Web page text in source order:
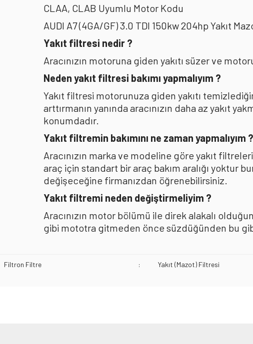
CLAA, CLAB Uyumlu Motor Kodu
AUDI A7 (4GA/GF) 3.0 TDI 150kw 204hp Yakıt
Yakıt filtresi nedir ?
Aracınızın motoruna giden yakıtı süzer ve
Neden yakıt filtresi bakımı yapmalıyım ?
Yakıt filtresi motorunuza giden yakıtı
arttırmanın yanında aracınızın daha az yakıt
konumdadır.
Yakıt filtremin bakımını ne zaman yapmalıyım ?
Aracınızın marka ve modeline göre yakıt
araç için standart bir araç bakım aralığı yoktur
değişeceğine firmanızdan öğrenebilirsiniz.
Yakıt filtremi neden değiştirmeliyim ?
Aracınızın motor bölümü ile direk alakalı
gibi mototra gitmeden önce süzdüğünden bu
Filtron Filtre : Yakıt (Mazot) Filtresi